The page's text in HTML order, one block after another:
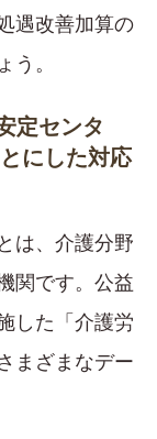
遇改善加算の
う。
定センタ
にした対応
は、介護分野
関です。公益
した「介護労
まざまなデー